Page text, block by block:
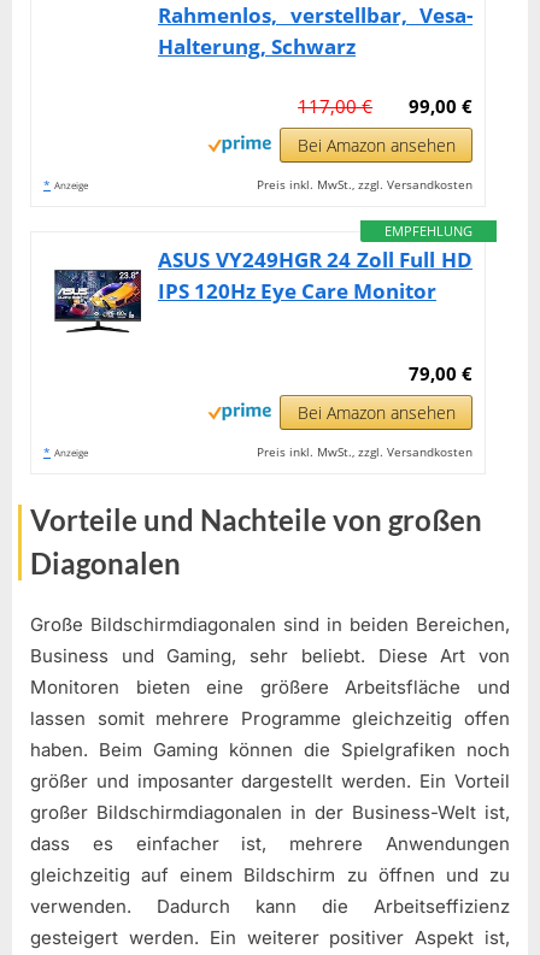
Rahmenlos, verstellbar, Vesa-
Halterung, Schwarz
99,00 €
117,00 €
Bei Amazon ansehen
* Anzeige Preis inkl. MwSt., zzgl. Versandkosten
EMPFEHLUNG
ASUS VY249HGR 24 Zoll Full HD
IPS 120Hz Eye Care Monitor
79,00 €
Bei Amazon ansehen
* Anzeige Preis inkl. MwSt., zzgl. Versandkosten
Vorteile und Nachteile von großen
Diagonalen
Große Bildschirmdiagonalen sind in beiden Bereichen,
Business und Gaming, sehr beliebt. Diese Art von
Monitoren bieten eine größere Arbeitsfläche und
lassen somit mehrere Programme gleichzeitig offen
haben. Beim Gaming können die Spielgrafiken noch
größer und imposanter dargestellt werden. Ein Vorteil
großer Bildschirmdiagonalen in der Business-Welt ist,
dass es einfacher ist, mehrere Anwendungen
gleichzeitig auf einem Bildschirm zu öffnen und zu
verwenden. Dadurch kann die Arbeitseffizienz
gesteigert werden. Ein weiterer positiver Aspekt ist,